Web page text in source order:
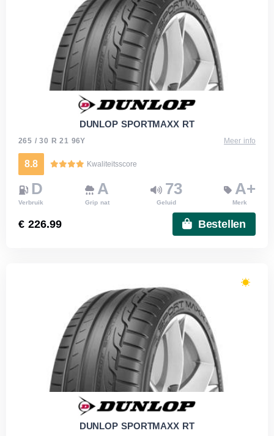
DUNLOP SPORTMAXX RT
265 / 30 R 21 96Y Meer info
8.8 Kwaliteitsscore
D
Verbruik
A
Grip nat
73
Geluid
A+
Merk
€ 226.99 Bestellen
DUNLOP SPORTMAXX RT